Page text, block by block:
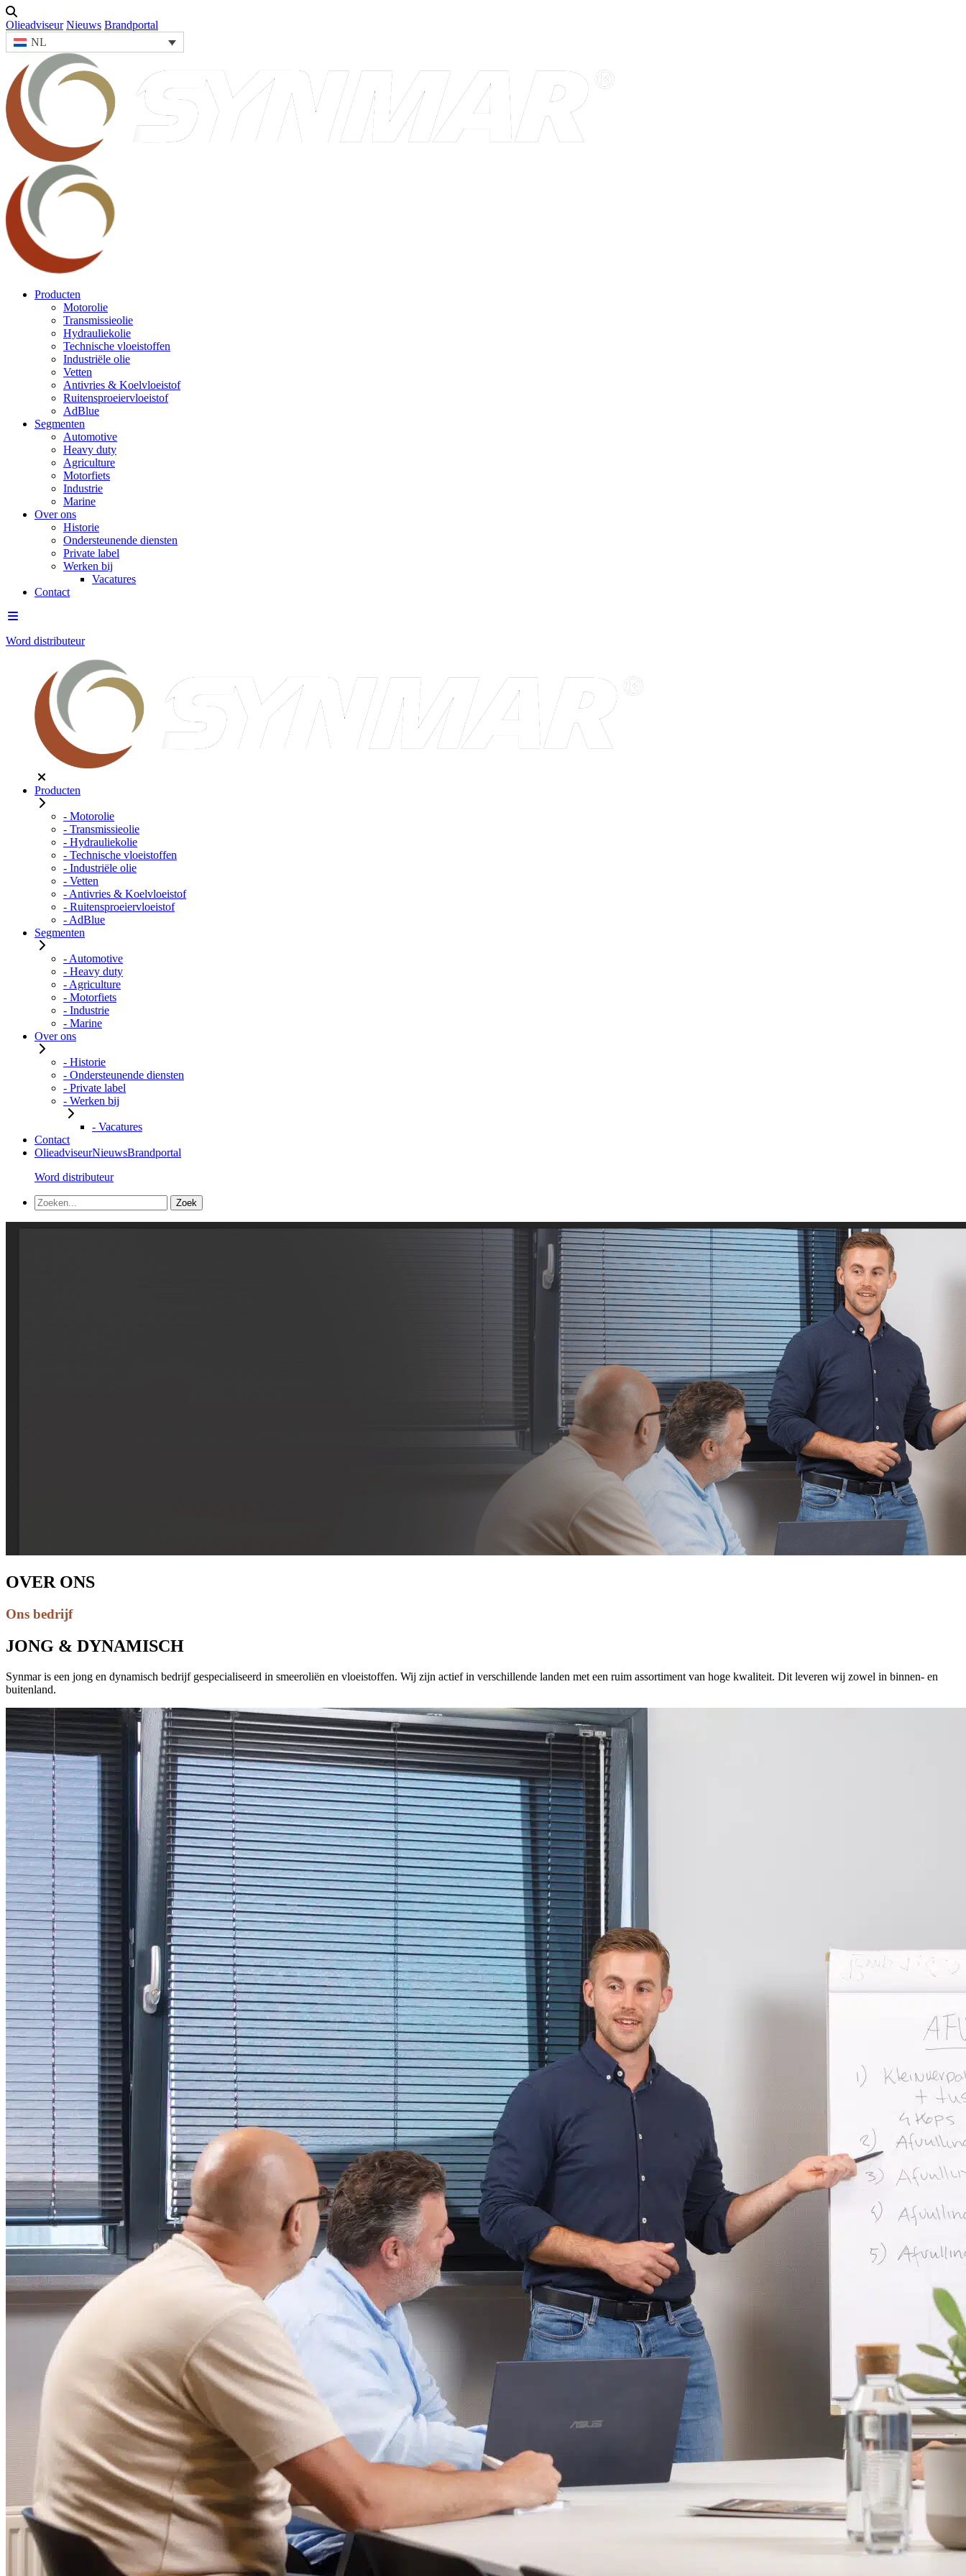
Olieadviseur Nieuws Brandportal
NL
Producten
Motorolie
Transmissieolie
Hydrauliekolie
Technische vloeistoffen
Industriële olie
Vetten
Antivries & Koelvloeistof
Ruitensproeiervloeistof
AdBlue
Segmenten
Automotive
Heavy duty
Agriculture
Motorfiets
Industrie
Marine
Over ons
Historie
Ondersteunende diensten
Private label
Werken bij
Vacatures
Contact
Word distributeur
Producten
- Motorolie
- Transmissieolie
- Hydrauliekolie
- Technische vloeistoffen
- Industriële olie
- Vetten
- Antivries & Koelvloeistof
- Ruitensproeiervloeistof
- AdBlue
Segmenten
- Automotive
- Heavy duty
- Agriculture
- Motorfiets
- Industrie
- Marine
Over ons
- Historie
- Ondersteunende diensten
- Private label
- Werken bij
- Vacatures
Contact
OlieadviseurNieuwsBrandportal
Word distributeur
OVER ONS
Ons bedrijf
JONG & DYNAMISCH
Synmar is een jong en dynamisch bedrijf gespecialiseerd in smeeroliën en vloeistoffen. Wij zijn actief in verschillende landen met een ruim assortiment van hoge kwaliteit. Dit leveren wij zowel in binnen- en
buitenland.